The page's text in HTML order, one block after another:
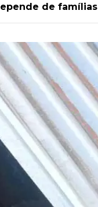
de famílias